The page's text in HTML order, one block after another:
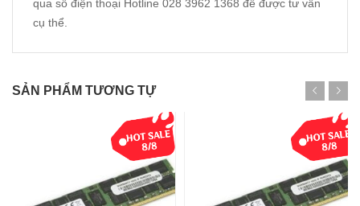
qua số điện thoại Hotline 028 3962 1368 để được tư vấn
cụ thể.
SẢN PHẨM TƯƠNG TỰ